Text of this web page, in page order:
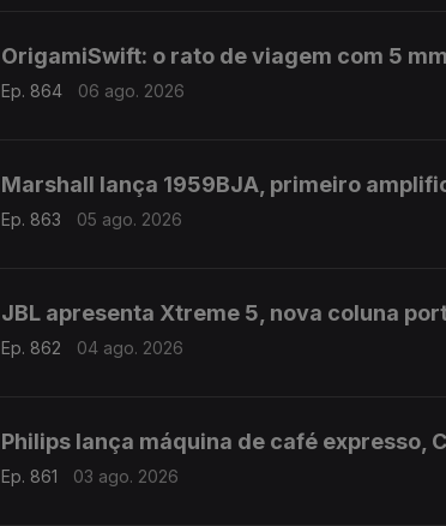
OrigamiSwift: o rato de viagem com 5
Ep. 864 06 ago. 2026
Marshall lança 1959BJA, primeiro
Ep. 863 05 ago. 2026
JBL apresenta Xtreme 5, nova coluna
Ep. 862 04 ago. 2026
Philips lança máquina de café expresso,
Ep. 861 03 ago. 2026